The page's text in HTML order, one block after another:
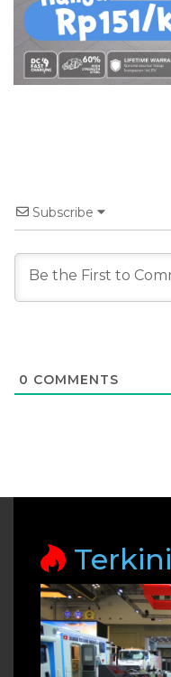
Subscribe
0 COMMENTS
Terkini